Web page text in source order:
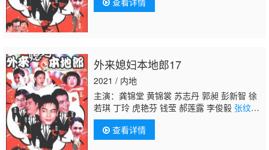
萍 马小倩 陈坚雄 黄俊英 舒力生 吴苏妹 张和
平 邝祖乐 刘涛 周小镔 黄慧颐 潘结
外来媳妇本地郎17
2021 / 内地
主演：龚锦堂 黄锦裳 苏志丹 郭昶 彭新智 徐
若琪 丁玲 虎艳芬 钱莹 郝莲露 李俊毅 张纹
博何文茵 王辰 谢恩 毛琳 林星云 卢海潮 卢秋
萍 马小倩 陈坚雄 黄俊英 舒力生 吴苏妹 张和
平 邝祖乐 刘涛 周小镔 黄慧颐 潘结
查看详情